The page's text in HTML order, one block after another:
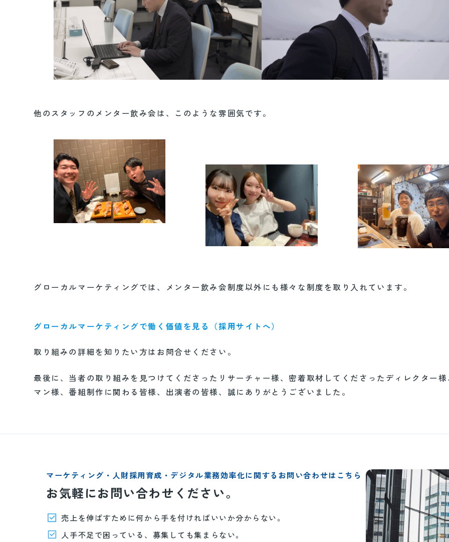
他のスタッフのメンター飲み会は、このような雰囲気です。
グローカルマーケティングでは、メンター飲み会制度以外にも様々な制度を取り入れています。
グローカルマーケティングで働く価値を見る（採用サイトへ）
取り組みの詳細を知りたい方はお問合せください。
最後に、当者の取り組みを見つけてくださったリサーチャー様、密着取材してくださったディレクター
マン様、番組制作に関わる皆様、出演者の皆様、誠にありがとうございました。
マーケティング・人財採用育成・デジタル業務効率化に関するお問い合わせはこちら
お気軽にお問い合わせください。
売上を伸ばすために何から手を付ければいいか分からない。
人手不足で困っている、募集しても集まらない。